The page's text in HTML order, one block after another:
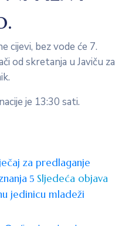
cijevi, bez vode će 7.
od skretanja u Javiču za
je 13:30 sati.
za predlaganje
Sljedeća objava
jedinicu mladeži